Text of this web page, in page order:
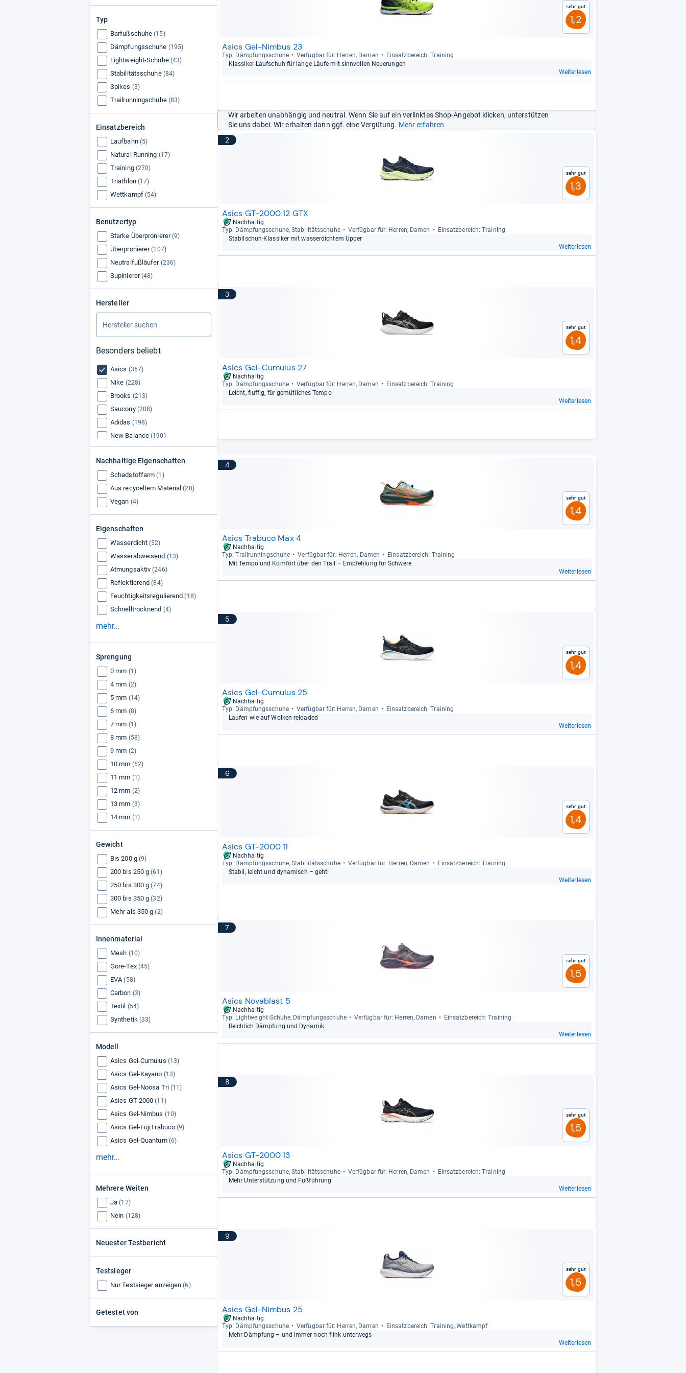
Typ
Barfußschuhe (15)
Dämpfungsschuhe (195)
Lightweight-Schuhe (43)
Stabilitätsschuhe (84)
Spikes (3)
Trailrunningschuhe (83)
Einsatzbereich
Laufbahn (5)
Natural Running (17)
Training (270)
Triathlon (17)
Wettkampf (54)
Benutzertyp
Starke Überpronierer (9)
Überpronierer (107)
Neutralfußläufer (236)
Supinierer (48)
Hersteller
Besonders beliebt
Asics (357)
Nike (228)
Brooks (213)
Saucony (208)
Adidas (198)
New Balance (190)
Salomon (160)
Mizuno (154)
Hoka (93)
Puma (89)
Altra (77)
Reebok (73)
Nachhaltige Eigenschaften
Schadstoffarm (1)
Aus recyceltem Material (28)
Vegan (4)
Eigenschaften
Wasserdicht (52)
Wasserabweisend (13)
Atmungsaktiv (246)
Reflektierend (84)
Feuchtigkeitsregulierend (18)
Schnelltrocknend (4)
mehr…
Sprengung
0 mm (1)
4 mm (2)
5 mm (14)
6 mm (8)
7 mm (1)
8 mm (58)
9 mm (2)
10 mm (62)
11 mm (1)
12 mm (2)
13 mm (3)
14 mm (1)
Gewicht
Bis 200 g (9)
200 bis 250 g (61)
250 bis 300 g (74)
300 bis 350 g (32)
Mehr als 350 g (2)
Innenmaterial
Mesh (10)
Gore-Tex (45)
EVA (58)
Carbon (3)
Textil (54)
Synthetik (33)
Modell
Asics Gel-Cumulus (13)
Asics Gel-Kayano (13)
Asics Gel-Noosa Tri (11)
Asics GT-2000 (11)
Asics Gel-Nimbus (10)
Asics Gel-FujiTrabuco (9)
Asics Gel-Quantum (6)
mehr…
Mehrere Weiten
Ja (17)
Nein (128)
Neuester Testbericht
Testsieger
Nur Testsieger anzeigen (6)
Getestet von
Sehr gut
1,2
Asics Gel-Nimbus 23
Typ: Dämp­fungs­schuhe Ver­füg­bar für: Her­ren, Damen
Ein­satz­be­reich: Trai­ning
Klas­si­ker-​Lauf­schuh für lange Läufe mit sinn­vol­len Neue­run­gen
Weiterlesen
Wir arbeiten unabhängig und neutral. Wenn Sie auf ein verlinktes Shop-Angebot klicken, unterstützen
Sie uns dabei. Wir erhalten dann ggf. eine Vergütung. Mehr erfahren
2
Sehr gut
1,3
Asics GT-2000 12 GTX
Nachhaltig
Typ: Dämp­fungs­schuhe, Sta­bi­li­täts­schuhe
Ver­füg­bar für: Her­ren, Damen
Ein­satz­be­reich: Trai­ning
Sta­bil­schuh-​Klas­si­ker mit was­ser­dich­tem Upper
Weiterlesen
3
Sehr gut
1,4
Asics Gel-Cumulus 27
Nachhaltig
Typ: Dämp­fungs­schuhe
Ver­füg­bar für: Her­ren, Damen
Ein­satz­be­reich: Trai­ning
Leicht, fluf­fig, für gemüt­li­ches Tempo
Weiterlesen
4
Sehr gut
1,4
Asics Trabuco Max 4
Nachhaltig
Typ: Trail­run­ning­schuhe
Ver­füg­bar für: Her­ren, Damen
Ein­satz­be­reich: Trai­ning
Mit Tempo und Kom­fort über den Trail – Emp­feh­lung für Schwere
Weiterlesen
5
Sehr gut
1,4
Asics Gel-Cumulus 25
Nachhaltig
Typ: Dämp­fungs­schuhe
Ver­füg­bar für: Her­ren, Damen
Ein­satz­be­reich: Trai­ning
Lau­fen wie auf Wol­ken reloa­ded
Weiterlesen
6
Sehr gut
1,4
Asics GT-2000 11
Nachhaltig
Typ: Dämp­fungs­schuhe, Sta­bi­li­täts­schuhe
Ver­füg­bar für: Her­ren, Damen
Ein­satz­be­reich: Trai­ning
Sta­bil, leicht und dyna­misch – geht!
Weiterlesen
7
Sehr gut
1,5
Asics Novablast 5
Nachhaltig
Typ: Light­weight-​Schuhe, Dämp­fungs­schuhe
Ver­füg­bar für: Her­ren, Damen
Ein­satz­be­reich: Trai­ning
Reich­lich Dämp­fung und Dyna­mik
Weiterlesen
8
Sehr gut
1,5
Asics GT-2000 13
Nachhaltig
Typ: Dämp­fungs­schuhe, Sta­bi­li­täts­schuhe
Ver­füg­bar für: Her­ren, Damen
Ein­satz­be­reich: Trai­ning
Mehr Unter­stüt­zung und Fuß­füh­rung
Weiterlesen
9
Sehr gut
1,5
Asics Gel-Nimbus 25
Nachhaltig
Typ: Dämp­fungs­schuhe
Ver­füg­bar für: Her­ren, Damen
Ein­satz­be­reich: Trai­ning, Wett­kampf
Mehr Dämp­fung – und immer noch flink unter­wegs
Weiterlesen